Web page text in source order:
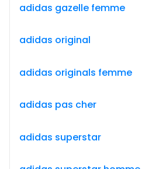
adidas gazelle femme
adidas original
adidas originals femme
adidas pas cher
adidas superstar